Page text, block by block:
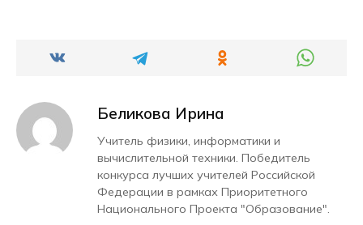
Беликова Ирина
Учитель физики, информатики и
вычислительной техники. Победитель
конкурса лучших учителей Российской
Федерации в рамках Приоритетного
Национального Проекта "Образование".